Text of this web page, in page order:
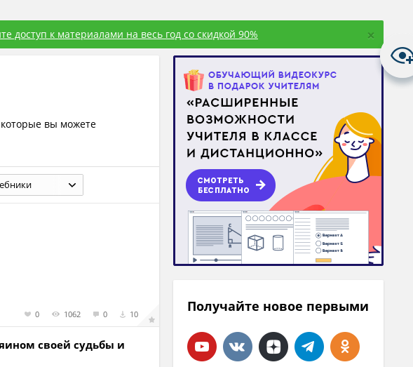
доступ к материалами на весь год со скидкой 90% ×
вы можете
0 1062 0 10
своей судьбы и
Получайте новое первыми